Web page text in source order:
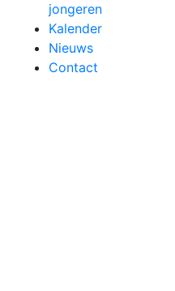
jongeren
Kalender
Nieuws
Contact